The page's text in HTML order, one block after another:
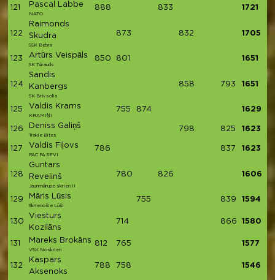
121 Pascal Labbe
NATO
888 833 1721
122
Raimonds
Skudra
SSK Bebra
873 832 1705
123 Artūrs Veispāls
SK Tērauds
850 801 1651
124
Sandis
Kanbergs
SK Brīvsolis
858 793 1651
125 Valdis Krams
KRAMIŅI
755 874 1629
126 Deniss Galiņš
Trakie Bites
798 825 1623
127 Valdis Fiļovs
PAC PA SEVI
786 837 1623
128
Guntars
Revelinš
Jaunmārupe skrien II
780 826 1606
129 Māris Lūsis
Skrienošie Lūši
755 839 1594
130
Viesturs
Kozilāns
714 866 1580
131 Mareks Brokāns
VSK Noskrien
812 765 1577
132
Kaspars
Aksenoks
788 758 1546